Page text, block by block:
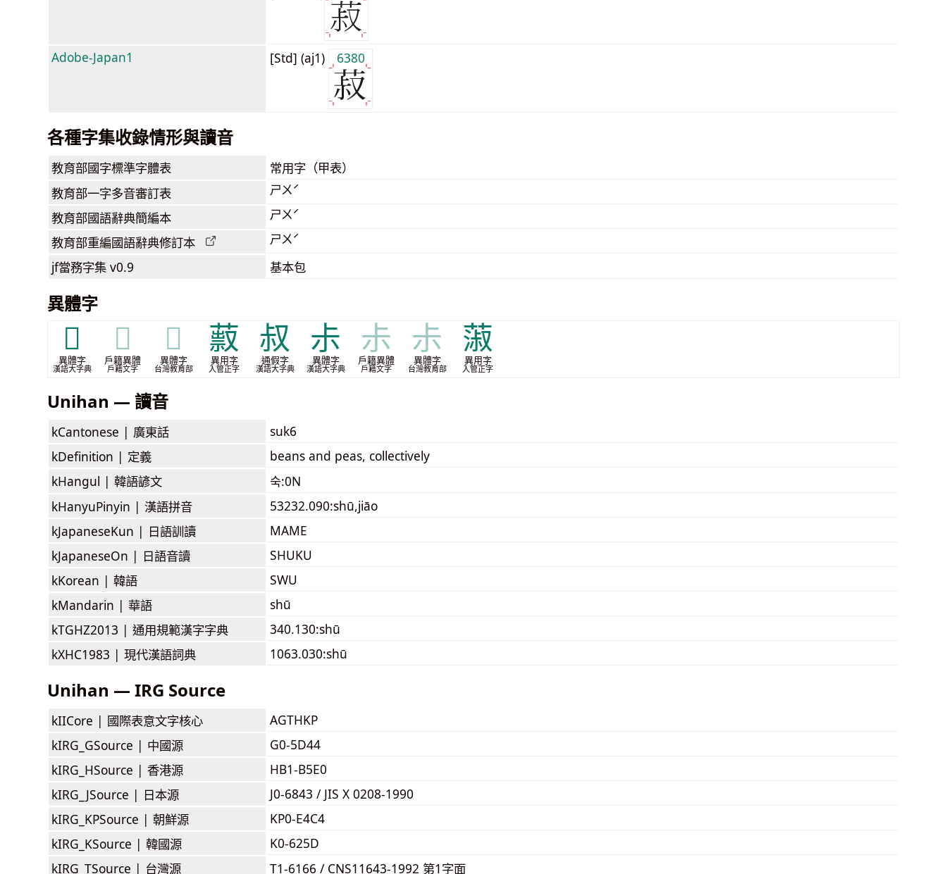
Adobe-Japan1 [Std] (aj1) 6380
各種字集收錄情形與讀音
教育部國字標準字體表 常用字（甲表）
教育部一字多音審訂表 ㄕㄨˊ
教育部國語辭典簡編本 ㄕㄨˊ
教育部重編國語辭典修訂本 ㄕㄨˊ
jf當務字集 v0.9 基本包
異體字
𦯂
異體字
漢語大字典
𦯂
戶籍異體
戶籍文字
𦯂
異體字
台灣教育部
䔴
異用字
入管正字
叔
通假字
漢語大字典
尗
異體字
漢語大字典
尗
戶籍異體
戶籍文字
尗
異體字
台灣教育部
蔋
異用字
入管正字
Unihan — 讀音
kCantonese | 廣東話
suk6
kDefinition | 定義
beans and peas, collectively
kHangul | 韓語諺文
숙:0N
kHanyuPinyin | 漢語拼音
53232.090:shū,jiāo
kJapaneseKun | 日語訓讀
MAME
kJapaneseOn | 日語音讀
SHUKU
kKorean | 韓語
SWU
kMandarin | 華語
shū
kTGHZ2013 | 通用規範漢字字典
340.130:shū
kXHC1983 | 現代漢語詞典 1063.030:shū
Unihan — IRG Source
kIICore | 國際表意文字核心
AGTHKP
kIRG_GSource | 中國源
G0-5D44
kIRG_HSource | 香港源
HB1-B5E0
kIRG_JSource | 日本源
J0-6843 / JIS X 0208-1990
kIRG_KPSource | 朝鮮源
KP0-E4C4
kIRG_KSource | 韓國源
K0-625D
kIRG_TSource | 台灣源
T1-6166 / CNS11643-1992 第1字面